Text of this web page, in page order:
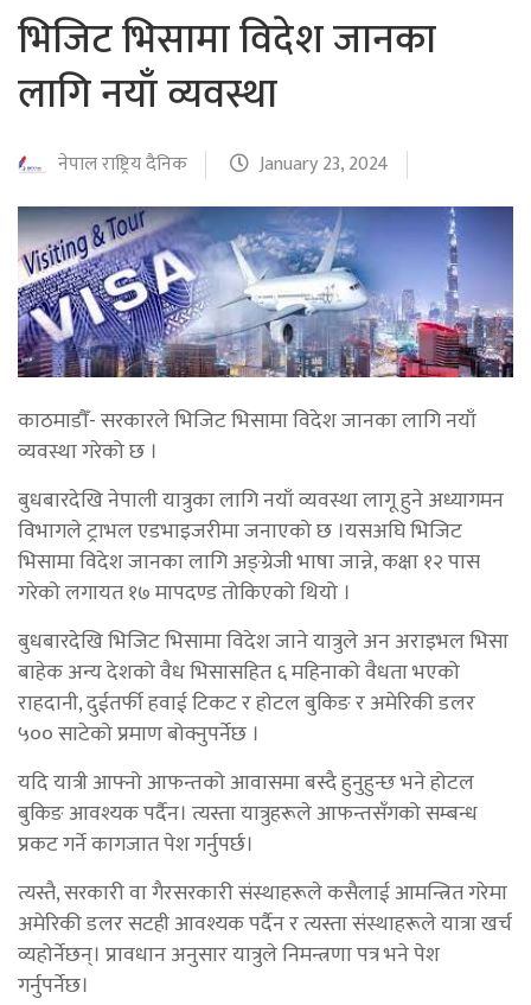
भिजिट भिसामा विदेश जानका
लागि नयाँ व्यवस्था
नेपाल राष्ट्रिय दैनिक January 23, 2024
काठमाडौँ- सरकारले भिजिट भिसामा विदेश जानका लागि नयाँ
व्यवस्था गरेको छ ।
बुधबारदेखि नेपाली यात्रुका लागि नयाँ व्यवस्था लागू हुने अध्यागमन
विभागले ट्राभल एडभाइजरीमा जनाएको छ ।यसअघि भिजिट
भिसामा विदेश जानका लागि अङ्ग्रेजी भाषा जान्ने, कक्षा १२ पास
गरेको लगायत १७ मापदण्ड तोकिएको थियो ।
बुधबारदेखि भिजिट भिसामा विदेश जाने यात्रुले अन अराइभल भिसा
बाहेक अन्य देशको वैध भिसासहित ६ महिनाको वैधता भएको
राहदानी, दुईतर्फी हवाई टिकट र होटल बुकिङ र अमेरिकी डलर
५०० साटेको प्रमाण बोक्नुपर्नेछ ।
यदि यात्री आफ्नो आफन्तको आवासमा बस्दै हुनुहुन्छ भने होटल
बुकिङ आवश्यक पर्दैन। त्यस्ता यात्रुहरूले आफन्तसँगको सम्बन्ध
प्रकट गर्ने कागजात पेश गर्नुपर्छ।
त्यस्तै, सरकारी वा गैरसरकारी संस्थाहरूले कसैलाई आमन्त्रित गरेमा
अमेरिकी डलर सटही आवश्यक पर्दैन र त्यस्ता संस्थाहरूले यात्रा खर्च
व्यहोर्नेछन्। प्रावधान अनुसार यात्रुले निमन्त्रणा पत्र भने पेश
गर्नुपर्नेछ।